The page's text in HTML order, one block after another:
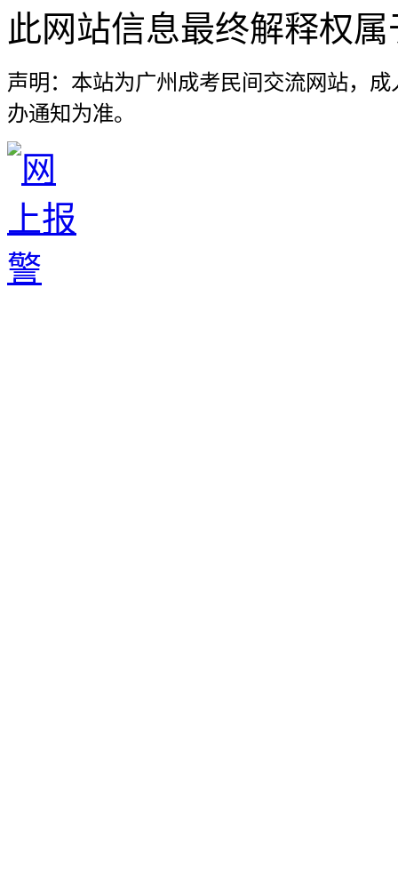
此网站信息最终解释权
声明：本站为广州成考民间交流网站，
办通知为准。